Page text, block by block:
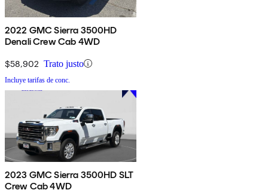
2022 GMC Sierra 3500HD
Denali Crew Cab 4WD
$58,902 Trato justo
Incluye tarifas de conc.
2023 GMC Sierra 3500HD SLT
Crew Cab 4WD